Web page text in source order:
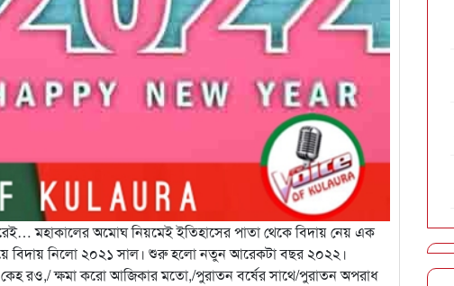
মহাকালের অমোঘ নিয়মেই ইতিহাসের পাতা থেকে বিদায় নেয় এক
বিদায় নিলো ২০২১ সাল। শুরু হলো নতুন আরেকটা বছর ২০২২।
কেহ রও,/ ক্ষমা করো আজিকার মতো,/পুরাতন বর্ষের সাথে/পুরাতন অপরাধ